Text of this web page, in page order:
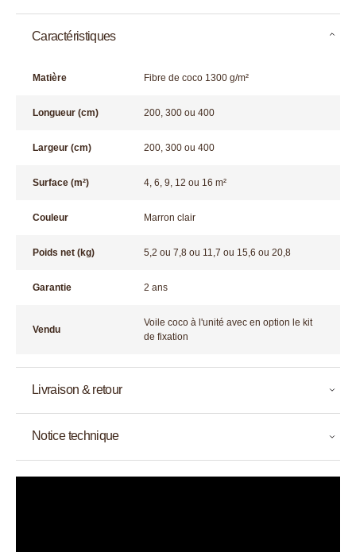
Caractéristiques
Matière Fibre de coco 1300 g/m²
Longueur (cm) 200, 300 ou 400
Largeur (cm) 200, 300 ou 400
Surface (m²) 4, 6, 9, 12 ou 16 m²
Couleur Marron clair
Poids net (kg) 5,2 ou 7,8 ou 11,7 ou 15,6 ou 20,8
Garantie 2 ans
Vendu
Voile coco à l'unité avec en option le kit
de fixation
Livraison & retour
Notice technique